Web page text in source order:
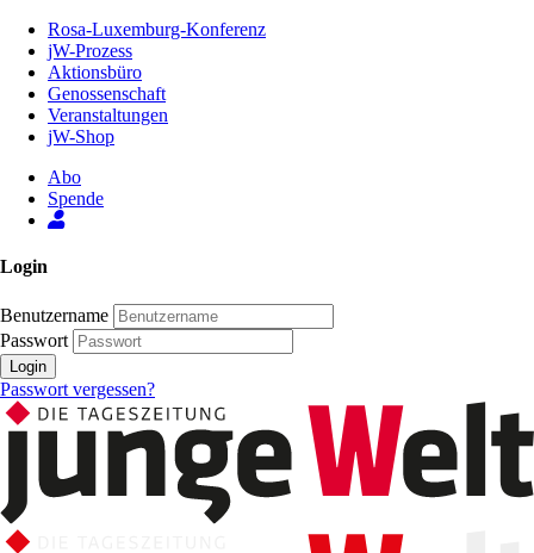
Inhalt
Seite
Rosa-Luxemburg-Konferenz
jW-Prozess
Aktionsbüro
Genossenschaft
Veranstaltungen
jW-Shop
Abo
Spende
Login
Benutzername
Passwort
Login
Passwort vergessen?